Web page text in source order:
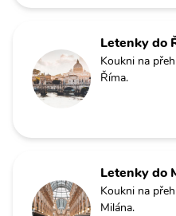
Letenky do
Koukni na
Říma.
Letenky do
Koukni na
Milána.